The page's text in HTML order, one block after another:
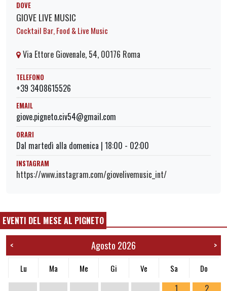
DOVE
GIOVE LIVE MUSIC
Cocktail Bar, Food & Live Music
Via Ettore Giovenale, 54, 00176 Roma
TELEFONO
+39 3408615526
EMAIL
giove.pigneto.civ54@gmail.com
ORARI
Dal martedì alla domenica | 18:00 - 02:00
INSTAGRAM
https://www.instagram.com/giovelivemusic_int/
EVENTI DEL MESE AL PIGNETO
< Agosto 2026 >
Lu Ma Me Gi Ve Sa Do